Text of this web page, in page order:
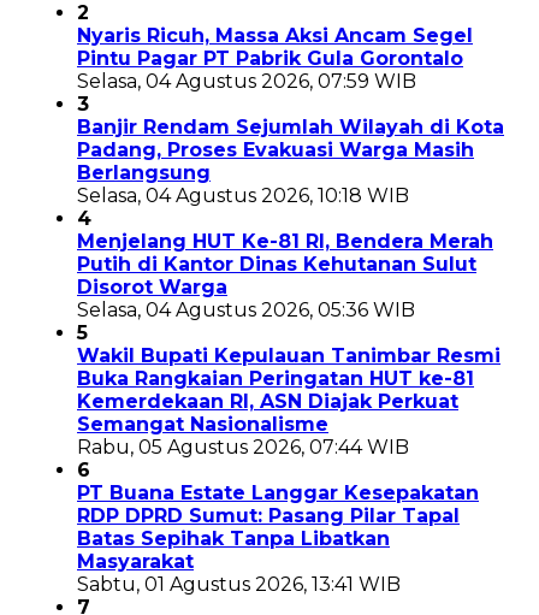
2
Nyaris Ricuh, Massa Aksi Ancam Segel
Pintu Pagar PT Pabrik Gula Gorontalo
Selasa, 04 Agustus 2026, 07:59 WIB
3
Banjir Rendam Sejumlah Wilayah di Kota
Padang, Proses Evakuasi Warga Masih
Berlangsung
Selasa, 04 Agustus 2026, 10:18 WIB
4
Menjelang HUT Ke-81 RI, Bendera Merah
Putih di Kantor Dinas Kehutanan Sulut
Disorot Warga
Selasa, 04 Agustus 2026, 05:36 WIB
5
Wakil Bupati Kepulauan Tanimbar Resmi
Buka Rangkaian Peringatan HUT ke-81
Kemerdekaan RI, ASN Diajak Perkuat
Semangat Nasionalisme
Rabu, 05 Agustus 2026, 07:44 WIB
6
PT Buana Estate Langgar Kesepakatan
RDP DPRD Sumut: Pasang Pilar Tapal
Batas Sepihak Tanpa Libatkan
Masyarakat
Sabtu, 01 Agustus 2026, 13:41 WIB
7